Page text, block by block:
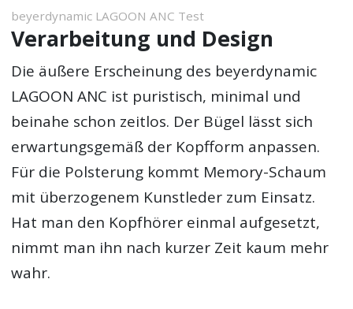
beyerdynamic LAGOON ANC Test
Verarbeitung und Design
Die äußere Erscheinung des beyerdynamic
LAGOON ANC ist puristisch, minimal und
beinahe schon zeitlos. Der Bügel lässt sich
erwartungsgemäß der Kopfform anpassen.
Für die Polsterung kommt Memory-Schaum
mit überzogenem Kunstleder zum Einsatz.
Hat man den Kopfhörer einmal aufgesetzt,
nimmt man ihn nach kurzer Zeit kaum mehr
wahr.